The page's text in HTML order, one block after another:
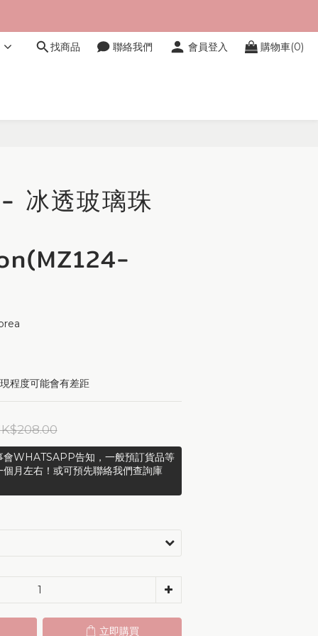
找商品 聯絡我們 會員登入 購物車(0)
冰透玻璃珠
程度可能會有差距
會WHATSAPP告知，一般預訂貨品等
月左右！或可預先聯絡我們查詢庫
立即購買